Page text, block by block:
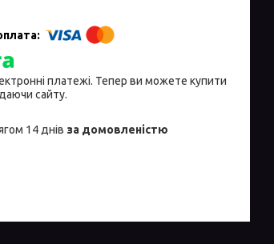
платежі. Тепер ви можете купити
сайту.
14 днів за домовленістю